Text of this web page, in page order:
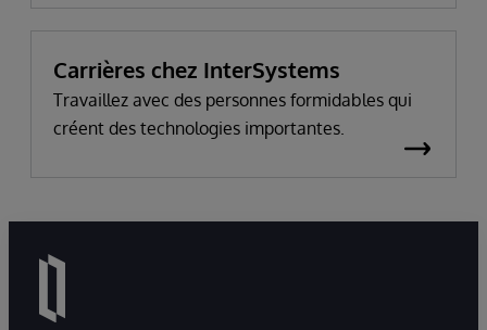
Carrières chez InterSystems
Travaillez avec des personnes formidables qui
créent des technologies importantes.